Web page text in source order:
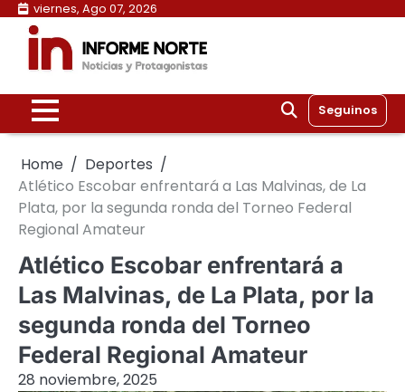
Skip
content
viernes, Ago 07, 2026
Seguinos
Home
Deportes
Atlético Escobar enfrentará a Las Malvinas, de La
Plata, por la segunda ronda del Torneo Federal
Regional Amateur
Atlético Escobar enfrentará a
Las Malvinas, de La Plata, por la
segunda ronda del Torneo
Federal Regional Amateur
28 noviembre, 2025